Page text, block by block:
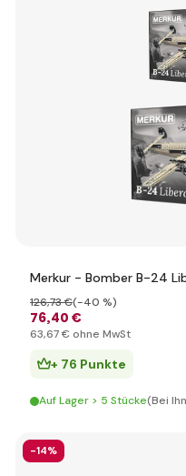
Merkur - Bomber B-24
76,40 €
126,73 €(-40 %)
63,67 € ohne MwSt
+ 76 Punkte
Auf Lager > 5 Stücke(Bei
-14%